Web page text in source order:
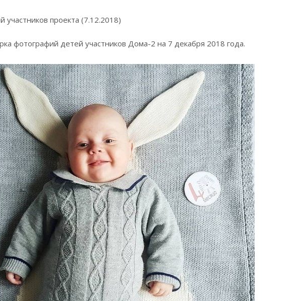
проекта (7.12.2018)
фотографий детей участников Дома-2 на 7 декабря 2018 года.